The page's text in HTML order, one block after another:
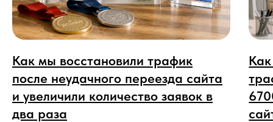
Как мы восстановили трафик
после неудачного переезда сайта
и увеличили количество заявок в
два раза